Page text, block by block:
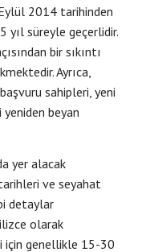
2014 tarihinden
yıl süreyle geçerlidir.
bir sıkıntı
Ayrıca,
sahipleri, yeni
beyan
yer alacak
ve seyahat
detaylar
olarak
için genellikle 15-30